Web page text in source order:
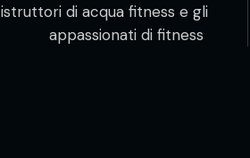
istruttori di acqua fitness e gli
appassionati di fitness